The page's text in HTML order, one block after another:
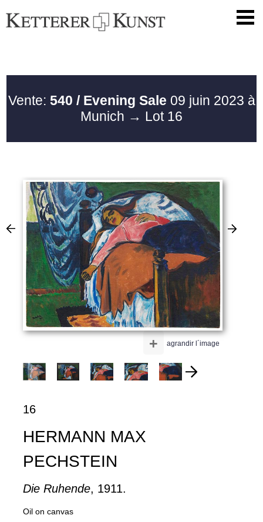
Vente: 540 / Evening Sale 09 juin 2023 à
Munich → Lot 16
agrandir l´image
+
16
HERMANN MAX
PECHSTEIN
Die Ruhende, 1911.
Oil on canvas